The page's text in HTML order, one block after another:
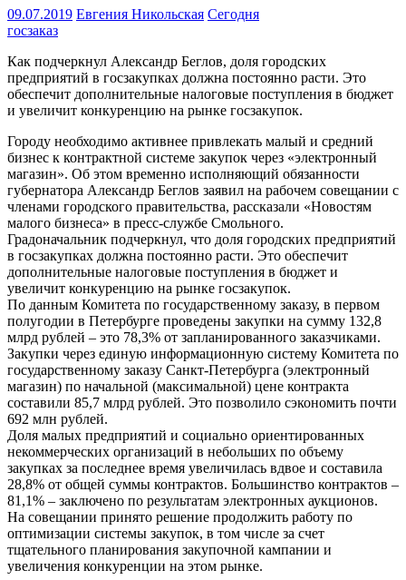
09.07.2019 Евгения Никольская Сегодня
госзаказ
Как подчеркнул Александр Беглов, доля городских
предприятий в госзакупках должна постоянно расти. Это
обеспечит дополнительные налоговые поступления в бюджет
и увеличит конкуренцию на рынке госзакупок.
Городу необходимо активнее привлекать малый и средний
бизнес к контрактной системе закупок через «электронный
магазин». Об этом временно исполняющий обязанности
губернатора Александр Беглов заявил на рабочем совещании с
членами городского правительства, рассказали «Новостям
малого бизнеса» в пресс-службе Смольного.
Градоначальник подчеркнул, что доля городских предприятий
в госзакупках должна постоянно расти. Это обеспечит
дополнительные налоговые поступления в бюджет и
увеличит конкуренцию на рынке госзакупок.
По данным Комитета по государственному заказу, в первом
полугодии в Петербурге проведены закупки на сумму 132,8
млрд рублей – это 78,3% от запланированного заказчиками.
Закупки через единую информационную систему Комитета по
государственному заказу Санкт-Петербурга (электронный
магазин) по начальной (максимальной) цене контракта
составили 85,7 млрд рублей. Это позволило сэкономить почти
692 млн рублей.
Доля малых предприятий и социально ориентированных
некоммерческих организаций в небольших по объему
закупках за последнее время увеличилась вдвое и составила
28,8% от общей суммы контрактов. Большинство контрактов –
81,1% – заключено по результатам электронных аукционов.
На совещании принято решение продолжить работу по
оптимизации системы закупок, в том числе за счет
тщательного планирования закупочной кампании и
увеличения конкуренции на этом рынке.